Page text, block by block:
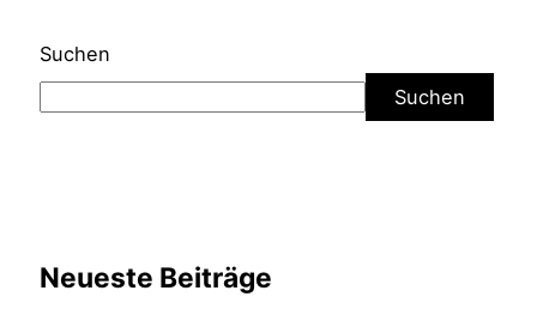
Suchen
Suchen
Neueste Beiträge